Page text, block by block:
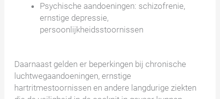
Psychische aandoeningen: schizofrenie,
ernstige depressie,
persoonlijkheidsstoornissen
Daarnaast gelden er beperkingen bij chronische
luchtwegaandoeningen, ernstige
hartritmestoornissen en andere langdurige ziekten